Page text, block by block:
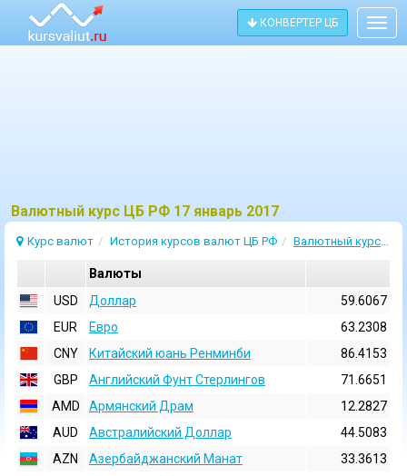
КОНВЕРТЕР ЦБ
Bалютный курс ЦБ РФ 17 январь 2017
Курс валют История курсов валют ЦБ РФ Валютный курс 17 Январь 2017
Валюты
USD
Доллар
59.6067
EUR
Евро
63.2308
CNY
Китайский юань Ренминби
86.4153
GBP
Английский Фунт Стерлингов
71.6651
AMD
Армянский Драм
12.2827
AUD
Австралийский Доллар
44.5083
AZN
Азербайджанский Манат
33.3613